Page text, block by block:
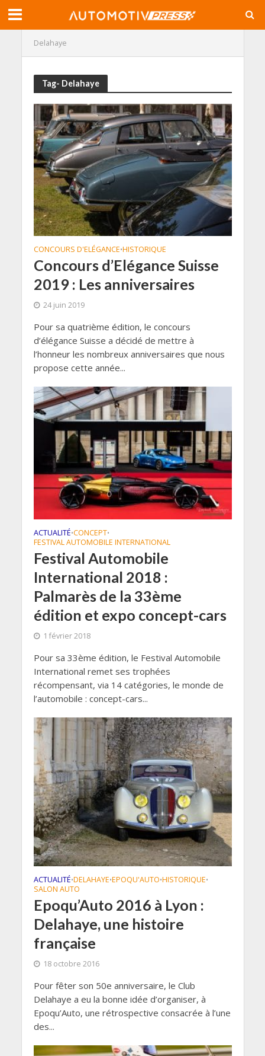
Delahaye
Tag- Delahaye
CONCOURS D'ELÉGANCE•HISTORIQUE
Concours d’Elégance Suisse
2019 : Les anniversaires
24 juin 2019
Pour sa quatrième édition, le concours
d’élégance Suisse a décidé de mettre à
l’honneur les nombreux anniversaires que nous
propose cette année...
ACTUALITÉ•CONCEPT•
FESTIVAL AUTOMOBILE INTERNATIONAL
Festival Automobile
International 2018 :
Palmarès de la 33ème
édition et expo concept-cars
1 février 2018
Pour sa 33ème édition, le Festival Automobile
International remet ses trophées
récompensant, via 14 catégories, le monde de
l’automobile : concept-cars...
ACTUALITÉ•DELAHAYE•EPOQU'AUTO•HISTORIQUE•
SALON AUTO
Epoqu’Auto 2016 à Lyon :
Delahaye, une histoire
française
18 octobre 2016
Pour fêter son 50e anniversaire, le Club
Delahaye a eu la bonne idée d’organiser, à
Epoqu’Auto, une rétrospective consacrée à l’une
des...